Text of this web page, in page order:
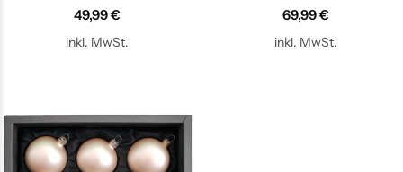
champagner gold
49,99€
inkl. MwSt.
champagner gold matt
69,99€
inkl. MwSt.